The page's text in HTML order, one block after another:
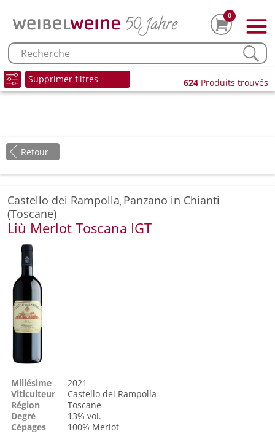
0
Supprimer filtres 624 Produits trouvés
Retour
Castello dei Rampolla, Panzano in Chianti
(Toscane)
Liù Merlot Toscana IGT
Millésime
2021
Viticulteur
Castello dei Rampolla
Région
Toscane
Degré
13% vol.
Cépages
100% Merlot